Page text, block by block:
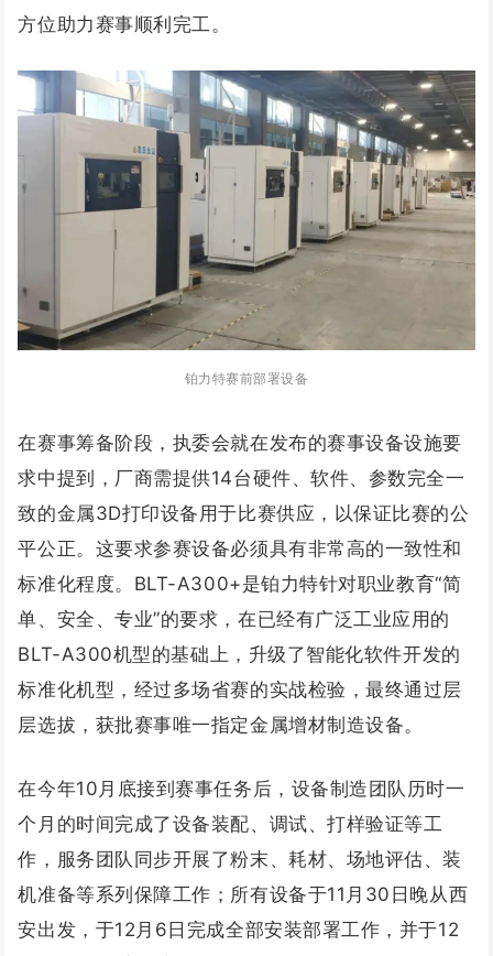
方位助力赛事顺利完工。
铂力特赛前部署设备
在赛事筹备阶段，执委会就在发布的赛事设备设施要
求中提到，厂商需提供14台硬件、软件、参数完全一
致的金属3D打印设备用于比赛供应，以保证比赛的公
平公正。这要求参赛设备必须具有非常高的一致性和
标准化程度。BLT-A300+是铂力特针对职业教育“简
单、安全、专业”的要求，在已经有广泛工业应用的
BLT-A300机型的基础上，升级了智能化软件开发的
标准化机型，经过多场省赛的实战检验，最终通过层
层选拔，获批赛事唯一指定金属增材制造设备。
在今年10月底接到赛事任务后，设备制造团队历时一
个月的时间完成了设备装配、调试、打样验证等工
作，服务团队同步开展了粉末、耗材、场地评估、装
机准备等系列保障工作；所有设备于11月30日晚从西
安出发，于12月6日完成全部安装部署工作，并于12